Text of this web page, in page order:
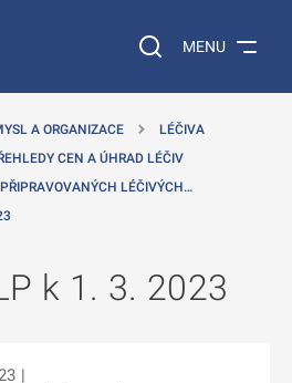
Vyhledávání na
MENU
A ORGANIZACE
LÉČIVA
CEN A ÚHRAD LÉČIV
LÉČIVÝCH…
k 1. 3. 2023
|